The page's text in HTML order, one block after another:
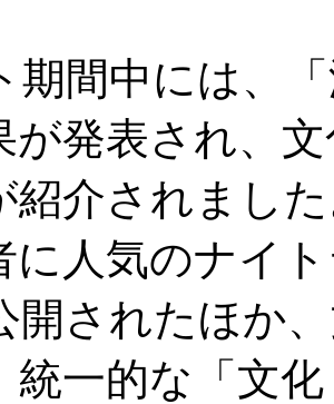
期間中には、
が発表され、
紹介されまし
に人気のナイ
開されたほか
統一的な「文